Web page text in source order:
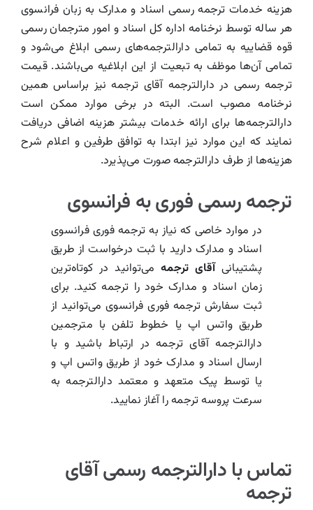
هزینه خدمات ترجمه رسمی اسناد و مدارک به زبان فرانسوی
هر ساله توسط نرخنامه اداره کل اسناد و امور مترجمان رسمی
قوه قضاییه به تمامی دارالترجمه‌های رسمی ابلاغ می‌شود و
تمامی آن‌ها موظف به تبعیت از این ابلاغیه می‌باشند. قیمت
ترجمه رسمی در دارالترجمه آقای ترجمه نیز براساس همین
نرخنامه مصوب است. البته در برخی موارد ممکن است
دارالترجمه‌ها برای ارائه خدمات بیشتر هزینه اضافی دریافت
نمایند که این موارد نیز ابتدا به توافق طرفین و اعلام شرح
هزینه‌ها از طرف دارالترجمه صورت می‌پذیرد.
ترجمه رسمی فوری به فرانسوی
در موارد خاصی که نیاز به ترجمه فوری فرانسوی
اسناد و مدارک دارید با ثبت درخواست از طریق
پشتیبانیآقای ترجمهمی‌توانید در کوتاه‌ترین
زمان اسناد و مدارک خود را ترجمه کنید. برای
ثبت سفارش ترجمه فوری فرانسوی می‌توانید از
طریق واتس اپ یا خطوط تلفن با مترجمین
دارالترجمه آقای ترجمه در ارتباط باشید و با
ارسال اسناد و مدارک خود از طریق واتس اپ و
یا توسط پیک متعهد و معتمد دارالترجمه به
سرعت پروسه ترجمه را آغاز نمایید.
تماس با دارالترجمه رسمی آقای
ترجمه